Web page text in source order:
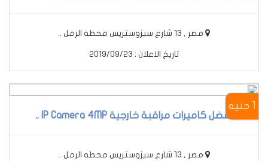
مصر , 13 شارع سيزوستريس محطه الرمل ..
تاريخ الاعلان : 2019/09/23
1 جنيه
أفضل كاميرات مراقبة خارجية IP Camera 4MP ..
مصر , 13 شارع سيزوستريس محطه الرمل ..